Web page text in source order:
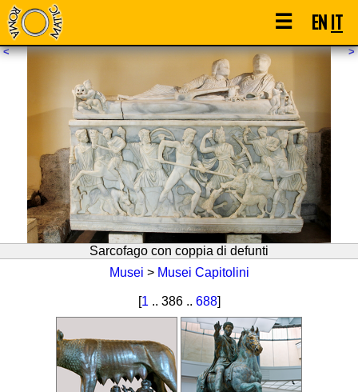
☰ ENIT
< >
Sarcofago con coppia di defunti
Musei > Musei Capitolini
[1 .. 386 .. 688]